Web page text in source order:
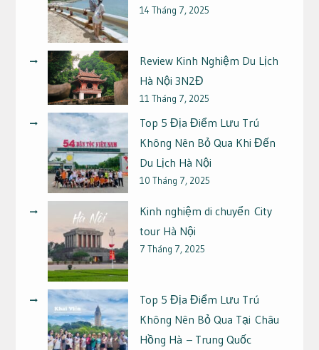
14 Tháng 7, 2025
Review Kinh Nghiệm Du Lịch
Hà Nội 3N2Đ
11 Tháng 7, 2025
Top 5 Địa Điểm Lưu Trú
Không Nên Bỏ Qua Khi Đến
Du Lịch Hà Nội
10 Tháng 7, 2025
Kinh nghiệm di chuyển City
tour Hà Nội
7 Tháng 7, 2025
Top 5 Địa Điểm Lưu Trú
Không Nên Bỏ Qua Tại Châu
Hồng Hà – Trung Quốc